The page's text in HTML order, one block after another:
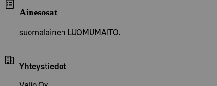
Ainesosat
suomalainen LUOMUMAITO.
Yhteystiedot